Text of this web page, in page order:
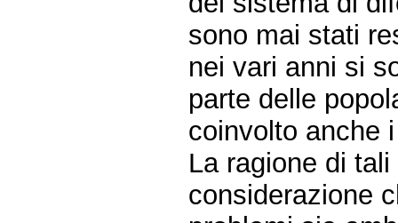
sono mai stati
nei vari anni si
parte delle
coinvolto anche
La ragione di
considerazione